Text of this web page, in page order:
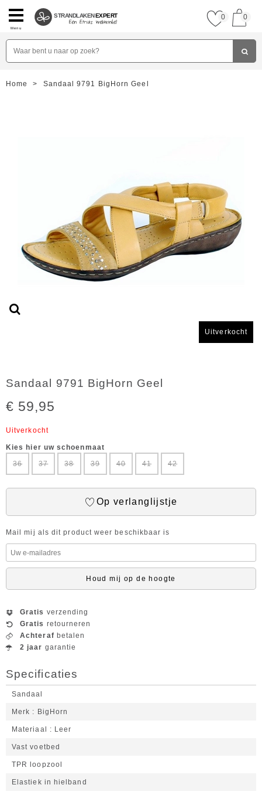
Menu
STRANDLAKENEXPERT 0 0
Home > Sandaal 9791 BigHorn Geel
Uitverkocht
Sandaal 9791 BigHorn Geel
€ 59,95
Uitverkocht
Kies hier uw schoenmaat
36
37 38 39 40 41 42
Op verlanglijstje
Mail mij als dit product weer beschikbaar is
Houd mij op de hoogte
Gratis verzending
Gratis retourneren
Achteraf betalen
2 jaar garantie
Specificaties
Sandaal
Merk BigHorn
Materiaal Leer
Vast voetbed
TPR loopzool
Elastiek in hielband